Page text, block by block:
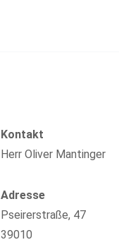
Kontakt
Herr Oliver Mantinger
Adresse
Pseirerstraße, 47
39010